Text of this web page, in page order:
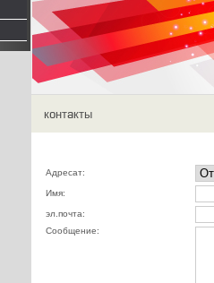
контакты
Адресат:
Имя:
эл.почта:
Сообщение: